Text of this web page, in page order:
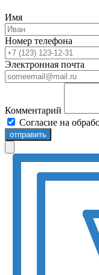
Имя
Номер телефона
Электронная почта
Комментарий
Согласие на
отправить